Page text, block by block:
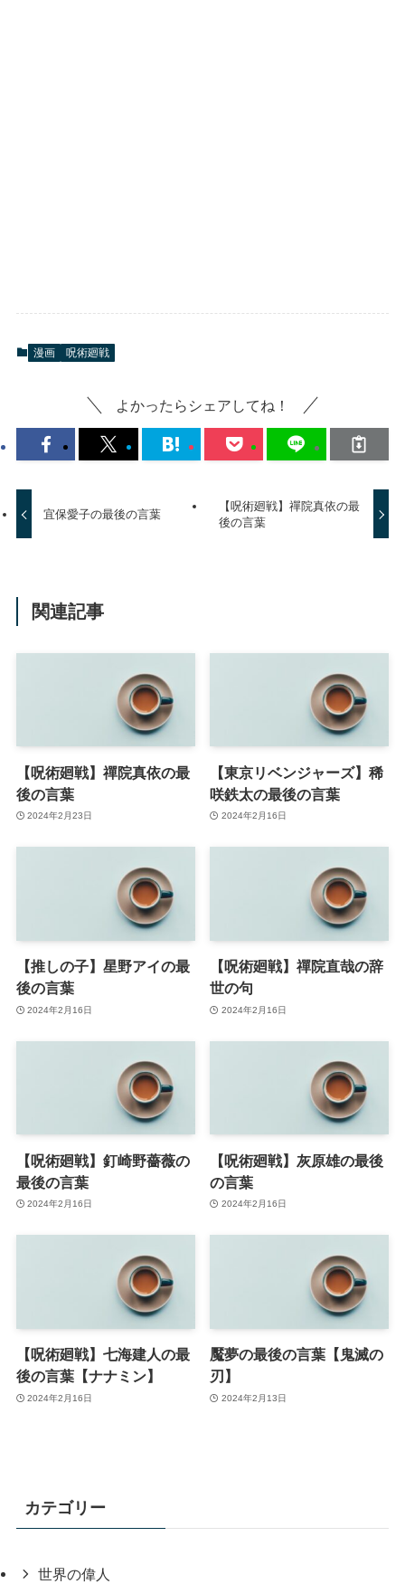
漫画 呪術廻戦
よかったらシェアしてね！
宜保愛子の最後の言葉
【呪術廻戦】禪院真依の最
後の言葉
関連記事
【呪術廻戦】禪院真依の最
後の言葉
2024年2月23日
【東京リベンジャーズ】稀
咲鉄太の最後の言葉
2024年2月16日
【推しの子】星野アイの最
後の言葉
2024年2月16日
【呪術廻戦】禪院直哉の辞
世の句
2024年2月16日
【呪術廻戦】釘崎野薔薇の
最後の言葉
2024年2月16日
【呪術廻戦】灰原雄の最後
の言葉
2024年2月16日
【呪術廻戦】七海建人の最
後の言葉【ナナミン】
2024年2月16日
魘夢の最後の言葉【鬼滅の
刃】
2024年2月13日
カテゴリー
世界の偉人